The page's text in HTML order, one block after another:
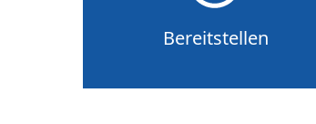
Bereitstellen